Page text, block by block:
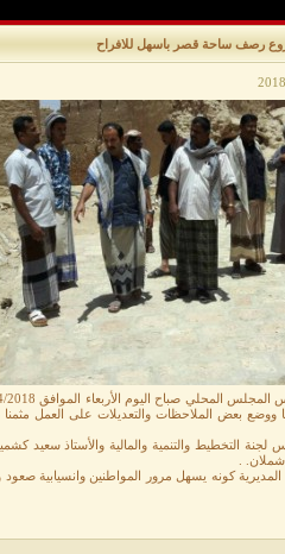
رصف ساحة قصر باسهل للافراح
ووضع بعض الملاحظات والتعديلات على العمل
التخطيط والتنمية والمالية والأستاذ سعيد
.
كونه يسهل مرور المواطنين وانسيابية